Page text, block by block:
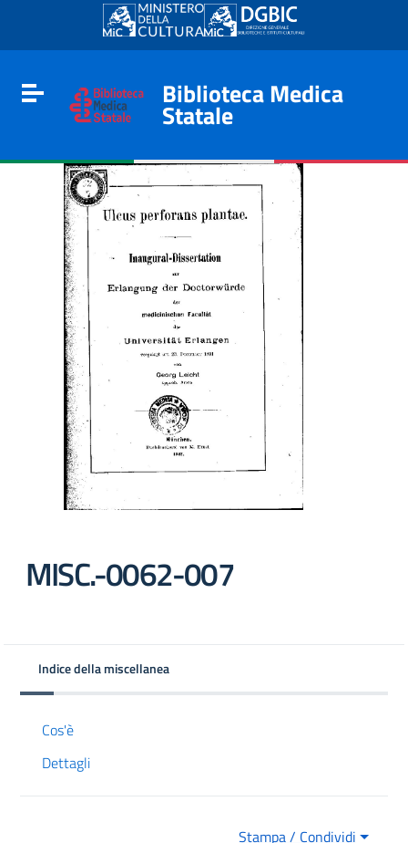
Go to content
Go to the navigation menu
Go to the footer
Toggle navigation
Biblioteca Medica
Statale
MISC.-0062-007
Indice della miscellanea
Cos'è
Dettagli
Stampa / Condividi